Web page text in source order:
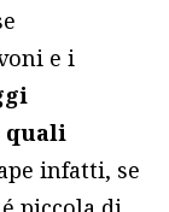
e i
quali
infatti, se